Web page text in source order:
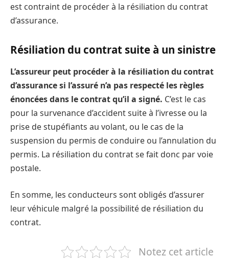
est contraint de procéder à la résiliation du contrat
d’assurance.
Résiliation du contrat suite à un sinistre
L’assureur peut procéder à la résiliation du contrat
d’assurance si l’assuré n’a pas respecté les règles
énoncées dans le contrat qu’il a signé. C’est le cas
pour la survenance d’accident suite à l’ivresse ou la
prise de stupéfiants au volant, ou le cas de la
suspension du permis de conduire ou l’annulation du
permis. La résiliation du contrat se fait donc par voie
postale.
En somme, les conducteurs sont obligés d’assurer
leur véhicule malgré la possibilité de résiliation du
contrat.
Notez cet article